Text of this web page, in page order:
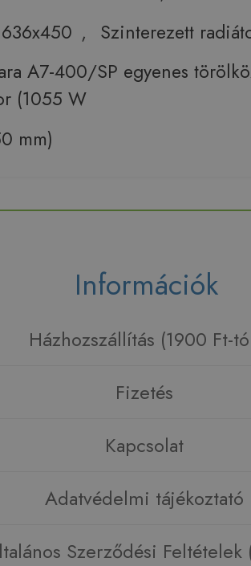
, Szinterezett
A7-400/SP egyenes
(1055 W
mm)
Információk
Házhozszállítás (1900 Ft-
Fizetés
Kapcsolat
Adatvédelmi tájékoztató
Szerződési Feltételek